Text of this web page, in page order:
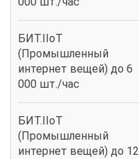
БИТ.IIoT
(Промышленный
интернет вещей) до 6
000 шт./час
БИТ.IIoT
(Промышленный
интернет вещей) до 12